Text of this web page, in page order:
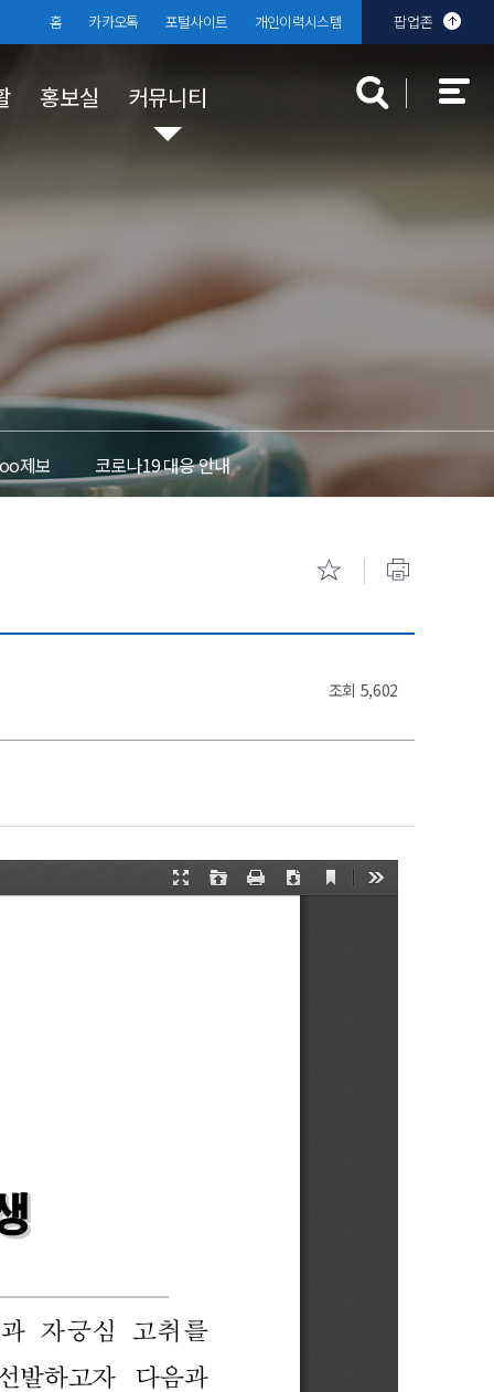
홈 카카오톡 포털사이트 개인이력시스템 팝업존
준
대학규정
대학규정
찾아오시
장학 · 학자금 대출
학자금 대출
교내장학금
근로장학금
학생상담
홍보실
대학발전기금
커뮤니티
분실물센터 입찰공고
내
제보 코로나19 대응 안내
조회 5,602